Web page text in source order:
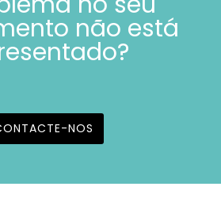
não está
NOS